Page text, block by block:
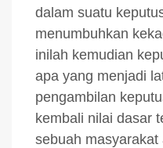
dalam suatu
menumbuhkan
inilah kemudian
apa yang menjadi
pengambilan
kembali nilai dasar
sebuah masyarakat